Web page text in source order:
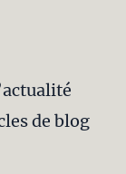
de blog